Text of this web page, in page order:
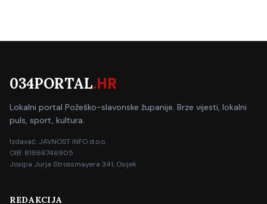
034PORTAL.HR
Lokalni portal Požeško-slavonske županije. Brze vijesti, lokalni
puls, sport, kultura.
Izdavač: JAVNOST INFO d.o.o.
OIB: 81866746905
Josipa Jurja Strossmayera 341, Osijek
REDAKCIJA